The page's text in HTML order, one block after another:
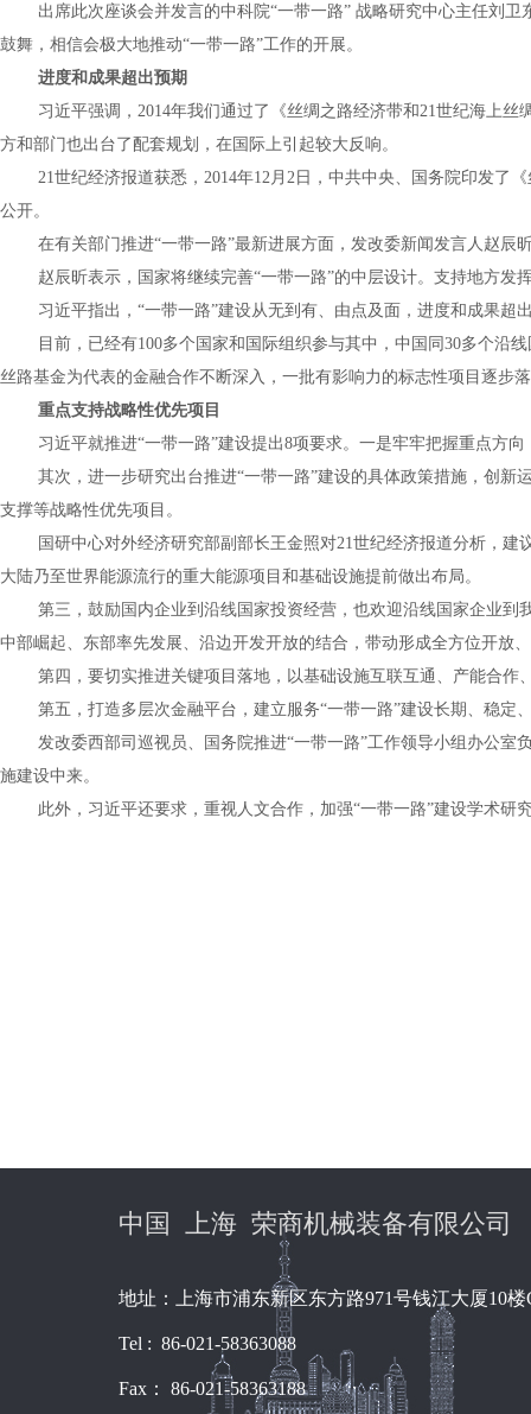
出席此次座谈会并发言的中科院“一带一路” 战略研究中心主任刘卫
鼓舞，相信会极大地推动“一带一路”工作的开展。
进度和成果超出预期
习近平强调， 2014年我们通过了《丝绸之路经济带和21世纪海上丝
方和部门也出台了配套规划，在国际上引起较大反响。
21世纪经济报道获悉， 2014年12月 2 日，中共中央、国务院印发了
公开。
在有关部门推进“一带一路”最新进展方面，发改委新闻发言人赵辰
赵辰昕表示，国家将继续完善“一带一路”的中层设计。支持地方
习近平指出，“一带一路”建设从无到有、由点及面，进度和成果超
目前，已经有100多个国家和国际组织参与其中，中国同 30多个沿
丝路基金为代表的金融合作不断深入，一批有影响力的标志性项目逐步
重点支持战略性优先项目
习近平就推进“一带一路”建设提出8项要求。一是牢牢把握重点方
其次，进一步研究出台推进“一带一路”建设的具体政策措施，创
支撑等战略性优先项目。
国研中心对外经济研究部副部长王金照对21世纪经济报道分析，建
大陆乃至世界能源流行的重大能源项目和基础设施提前做出布局。
第三，鼓励国内企业到沿线国家投资经营，也欢迎沿线国家企业
中部崛起、东部率先发展、沿边开发开放的结合，带动形成全方位开放
第四，要切实推进关键项目落地，以基础设施互联互通、产能合
第五，打造多层次金融平台，建立服务“一带一路”建设长期、稳定
发改委西部司巡视员、国务院推进“一带一路”工作领导小组办公
施建设中来。
此外，习近平还要求，重视人文合作，加强“一带一路”建设学术
中国 上海 荣商机械装备有限公司
地址：上海市浦东新区东方路971号钱江大厦10楼
Tel : 86-021-58363088
Fax： 86-021-58363188